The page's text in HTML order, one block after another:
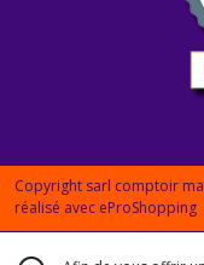
Copyright sarl comptoir
réalisé avec eProShopping